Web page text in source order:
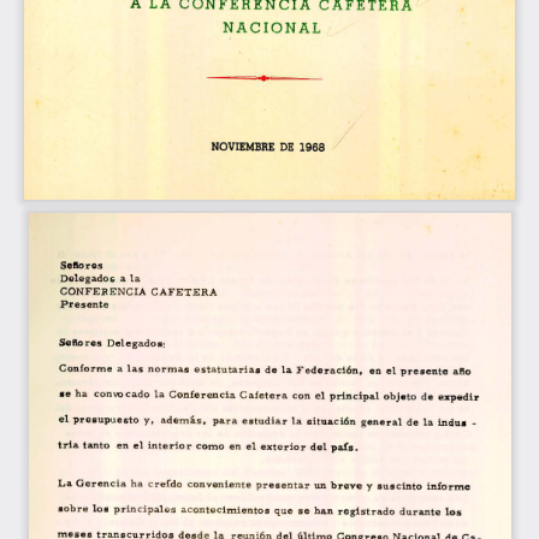
NACIONAL
NOVIEMBRE DE 1968
Seflo res
Delegados a la
CONFEBENCIA CAFETERA
Presente
Señores Delegados:
Conforme a las normas estatutarlag de la Federación, en ci presente aflo
se ha convocado la Conferencia Cafetera con el principal objeto de expedir
el presupuesto y, ademâs, para estudiar la situación general de la indus -
tria tanto en el interior como en el exterior del pals.
La Gerencia ha creldo conveniente presentar tin breve y suscinto informe
sobre los principales acontecimientos que se han registrado durante los
meses transcurridos desde la reunión del tiltimo Congreso Nacional de Ca-.